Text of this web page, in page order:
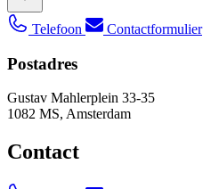
Telefoon Contactformulier
Postadres
Gustav Mahlerplein 33-35
1082 MS, Amsterdam
Contact